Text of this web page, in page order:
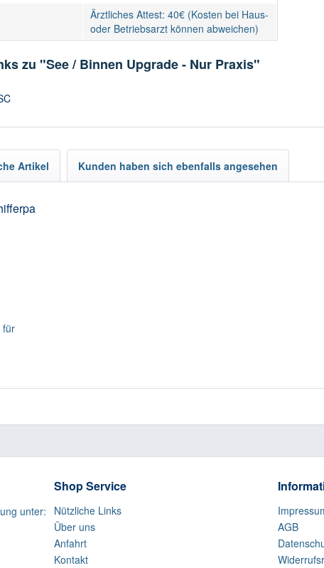
Ärztliches Attest: 40€ (Kosten bei Haus-
oder Betriebsarzt können abweichen)
zu "See / Binnen Upgrade - Nur Praxis"
Artikel Kunden haben sich ebenfalls angesehen
für
unter:
Shop Service
Nützliche Links
Über uns
Anfahrt
Kontakt
AGB